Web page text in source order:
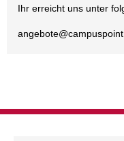
Ihr erreicht uns unter
angebote@